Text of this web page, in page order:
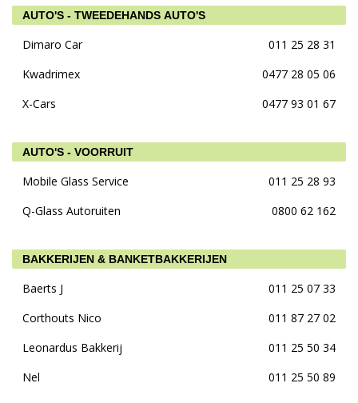
AUTO'S - TWEEDEHANDS AUTO'S
Dimaro Car
011 25 28 31
Kwadrimex
0477 28 05 06
X-Cars
0477 93 01 67
AUTO'S - VOORRUIT
Mobile Glass Service
011 25 28 93
Q-Glass Autoruiten
0800 62 162
BAKKERIJEN & BANKETBAKKERIJEN
Baerts J
011 25 07 33
Corthouts Nico
011 87 27 02
Leonardus Bakkerij
011 25 50 34
Nel
011 25 50 89